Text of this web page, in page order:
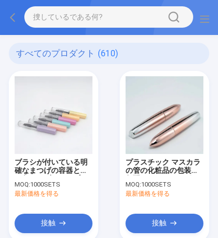
すべてのプロダクト (610)
ブラシが付いている明
確なまつげの容器とし
スカラの管
MOQ:1000SETS
最新価格を得る
接触
プラスチック マスカラ
の管の化粧品の包装の
カスタマイズしなさい
MOQ:1000SETS
最新価格を得る
接触